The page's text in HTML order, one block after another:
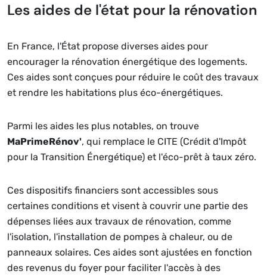
Les aides de l'état pour la rénovation
En France, l'État propose diverses aides pour
encourager la rénovation énergétique des logements.
Ces aides sont conçues pour réduire le coût des travaux
et rendre les habitations plus éco-énergétiques.
Parmi les aides les plus notables, on trouve
MaPrimeRénov', qui remplace le CITE (Crédit d'Impôt
pour la Transition Énergétique) et l'éco-prêt à taux zéro.
Ces dispositifs financiers sont accessibles sous
certaines conditions et visent à couvrir une partie des
dépenses liées aux travaux de rénovation, comme
l'isolation, l'installation de pompes à chaleur, ou de
panneaux solaires. Ces aides sont ajustées en fonction
des revenus du foyer pour faciliter l'accès à des